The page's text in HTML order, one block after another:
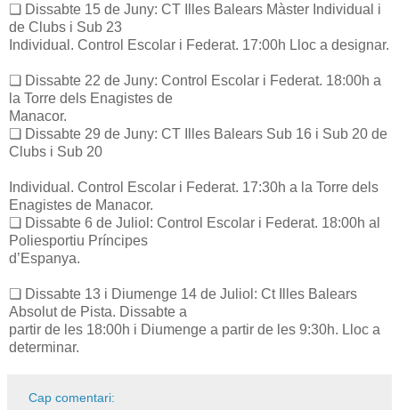
❏ Dissabte 15 de Juny: CT Illes Balears Màster Individual i
de Clubs i Sub 23
Individual. Control Escolar i Federat. 17:00h Lloc a designar.
❏ Dissabte 22 de Juny: Control Escolar i Federat. 18:00h a
la Torre dels Enagistes de
Manacor.
❏ Dissabte 29 de Juny: CT Illes Balears Sub 16 i Sub 20 de
Clubs i Sub 20
Individual. Control Escolar i Federat. 17:30h a la Torre dels
Enagistes de Manacor.
❏ Dissabte 6 de Juliol: Control Escolar i Federat. 18:00h al
Poliesportiu Príncipes
d’Espanya.
❏ Dissabte 13 i Diumenge 14 de Juliol: Ct Illes Balears
Absolut de Pista. Dissabte a
partir de les 18:00h i Diumenge a partir de les 9:30h. Lloc a
determinar.
Cap comentari: